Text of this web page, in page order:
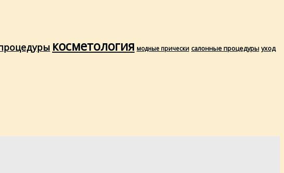
косметология модные прически салонные процедуры уход